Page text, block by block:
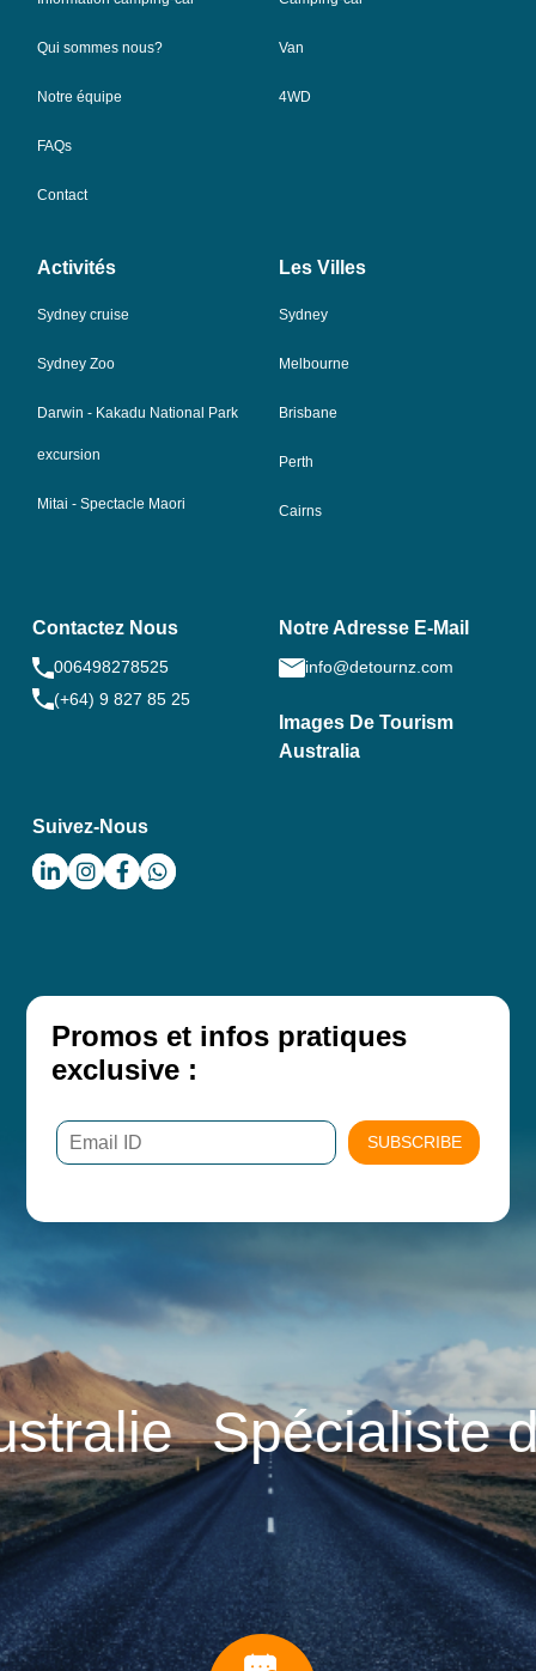
Qui sommes nous?
Notre équipe
FAQs
Contact
Van
4WD
Activités
Sydney cruise
Sydney Zoo
Darwin - Kakadu National Park
excursion
Mitai - Spectacle Maori
Les Villes
Sydney
Melbourne
Brisbane
Perth
Cairns
Contactez Nous
006498278525
(+64) 9 827 85 25
Notre Adresse E-Mail
info@detournz.com
Images De Tourism
Australia
Suivez-Nous
Promos et infos pratiques
exclusive :
SUBSCRIBE
Spécialiste du